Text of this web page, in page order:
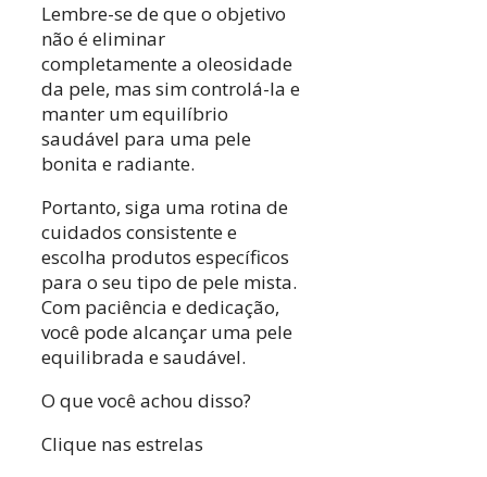
Lembre-se de que o objetivo
não é eliminar
completamente a oleosidade
da pele, mas sim controlá-la e
manter um equilíbrio
saudável para uma pele
bonita e radiante.
Portanto, siga uma rotina de
cuidados consistente e
escolha produtos específicos
para o seu tipo de pele mista.
Com paciência e dedicação,
você pode alcançar uma pele
equilibrada e saudável.
O que você achou disso?
Clique nas estrelas